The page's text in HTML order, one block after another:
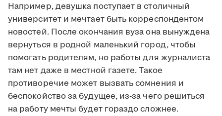
Например, девушка поступает в столичный
университет и мечтает быть корреспондентом
новостей. После окончания вуза она вынуждена
вернуться в родной маленький город, чтобы
помогать родителям, но работы для журналиста
там нет даже в местной газете. Такое
противоречие может вызвать сомнения и
беспокойство за будущее, из-за чего решиться
на работу мечты будет гораздо сложнее.